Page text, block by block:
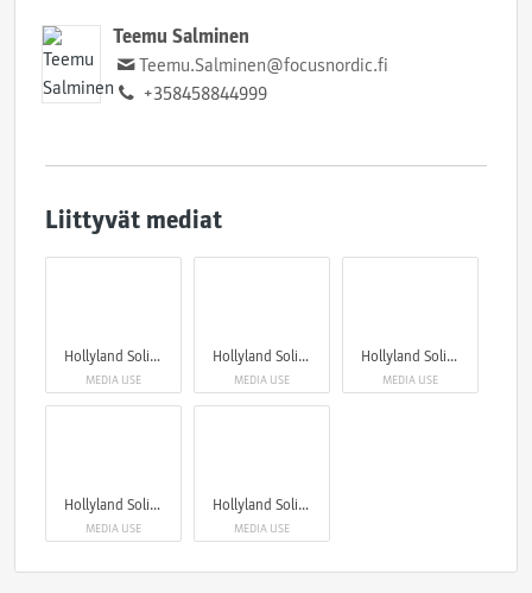
Teemu Salminen
Teemu.Salminen@focusnordic.fi
+358458844999
Liittyvät mediat
Hollyland Solidcom SE Pro
MEDIA USE
Hollyland Solidcom SE Pro
MEDIA USE
Hollyland Solidcom SE Pro
MEDIA USE
Hollyland Solidcom SE Pro
MEDIA USE
Hollyland Solidcom SE Pro
MEDIA USE